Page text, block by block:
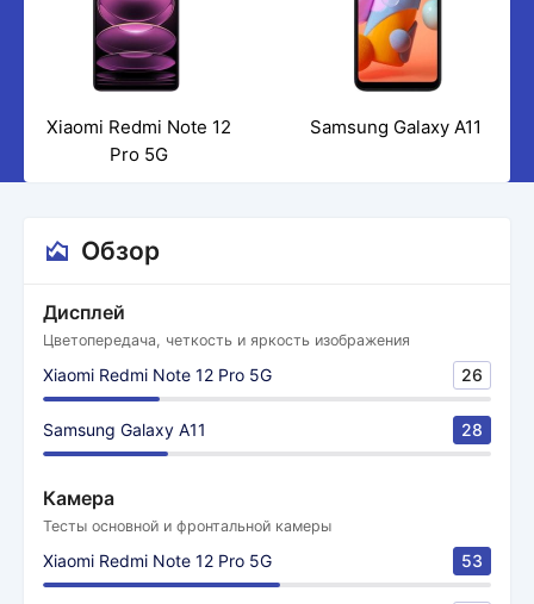
Xiaomi Redmi Note 12
Pro 5G
Samsung Galaxy A11
Обзор
Дисплей
Цветопередача, четкость и яркость изображения
Xiaomi Redmi Note 12 Pro 5G 26
Samsung Galaxy A11 28
Камера
Тесты основной и фронтальной камеры
Xiaomi Redmi Note 12 Pro 5G 53